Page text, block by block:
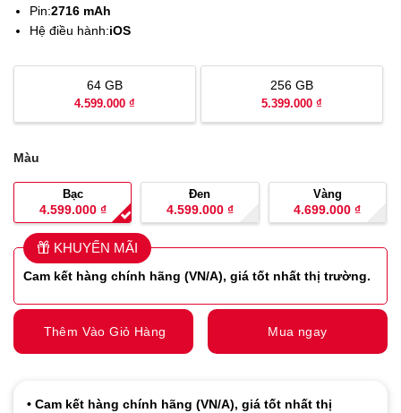
Pin:2716 mAh
Hệ điều hành:iOS
Màu
Bạc
4.599.000 ₫
Đen
4.599.000 ₫
Vàng
4.699.000₫
64 GB
4.599.000 ₫
256 GB
5.399.000 ₫
KHUYẾN MÃI
Cam kết hàng chính hãng (VN/A), giá tốt nhất thị trường.
Thêm Vào Giỏ Hàng Mua ngay
• Cam kết hàng chính hãng (VN/A), giá tốt nhất thị